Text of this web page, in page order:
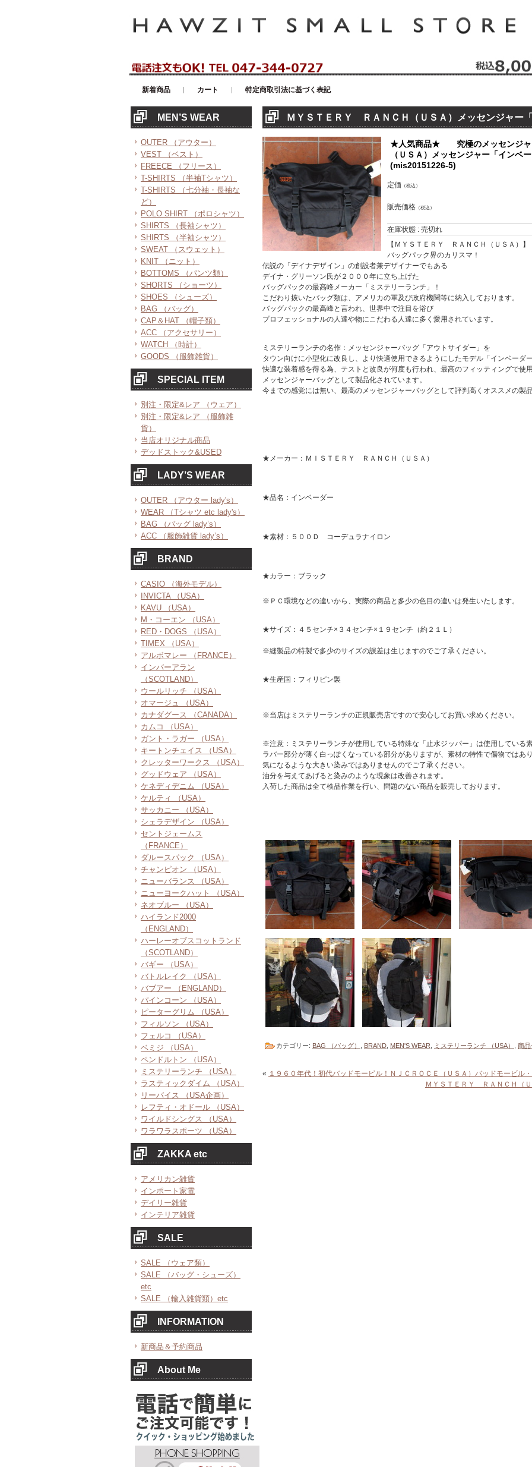
新着商品 カート 特定商取引法に基づく表記
MEN’S WEAR
OUTER （アウター）
VEST （ベスト）
FREECE （フリース）
T-SHIRTS （半袖Tシャツ）
T-SHIRTS （七分袖・長袖な
ど）
POLO SHIRT （ポロシャツ）
SHIRTS （長袖シャツ）
SHIRTS （半袖シャツ）
SWEAT （スウェット）
KNIT （ニット）
BOTTOMS （パンツ類）
SHORTS （ショーツ）
SHOES （シューズ）
BAG （バッグ）
CAP＆HAT （帽子類）
ACC （アクセサリー）
WATCH （時計）
GOODS （服飾雑貨）
SPECIAL ITEM
別注・限定&レア （ウェア）
別注・限定&レア （服飾雑
貨）
当店オリジナル商品
デッドストック&USED
LADY’S WEAR
OUTER （アウター lady's）
WEAR （Tシャツ etc lady's）
BAG （バッグ lady’s）
ACC （服飾雑貨 lady’s）
BRAND
CASIO （海外モデル）
INVICTA （USA）
KAVU （USA）
M・コーエン （USA）
RED・DOGS （USA）
TIMEX （USA）
アルボマレー （FRANCE）
インバーアラン
（SCOTLAND）
ウールリッチ （USA）
オマージュ （USA）
カナダグース （CANADA）
カムコ （USA）
ガント・ラガー （USA）
キートンチェイス （USA）
クレッターワークス （USA）
グッドウェア （USA）
ケネディデニム （USA）
ケルティ （USA）
サッカニー （USA）
シェラデザイン （USA）
セントジェームス
（FRANCE）
ダルースパック （USA）
チャンピオン （USA）
ニューバランス （USA）
ニューヨークハット （USA）
ネオブルー （USA）
ハイランド2000
（ENGLAND）
ハーレーオブスコットランド
（SCOTLAND）
バギー （USA）
バトルレイク （USA）
バブアー （ENGLAND）
パインコーン （USA）
ピーターグリム （USA）
フィルソン （USA）
フェルコ （USA）
ベミジ （USA）
ペンドルトン （USA）
ミステリーランチ （USA）
ラスティックダイム （USA）
リーバイス （USA企画）
レフティ・オドール （USA）
ワイルドシングス （USA）
ワラワラスポーツ （USA）
ZAKKA etc
アメリカン雑貨
インポート家電
デイリー雑貨
インテリア雑貨
SALE
SALE （ウェア類）
SALE （バッグ・シューズ）
etc
SALE （輸入雑貨類）etc
INFORMATION
新商品＆予約商品
About Me
ＭＹＳＴＥＲＹ ＲＡＮＣＨ（ＵＳＡ）メッセンジャー「
★人気商品★ 究極のメッセンジャ
（ＵＳＡ）メッセンジャー「インベ
(mis20151226-5)
定価 （税込）
販売価格 （税込）
在庫状態 : 売切れ
【ＭＹＳＴＥＲＹ ＲＡＮＣＨ（ＵＳＡ）】
バッグパック界のカリスマ！
伝説の「デイナデザイン」の創設者兼デザイナーでもある
デイナ・グリーソン氏が２０００年に立ち上げた
バッグパックの最高峰メーカー「ミステリーランチ」！
こだわり抜いたバッグ類は、アメリカの軍及び政府機関等に納入しております。
バッグパックの最高峰と言われ、世界中で注目を浴び
プロフェッショナルの人達や物にこだわる人達に多く愛用されています。
ミステリーランチの名作：メッセンジャーバッグ「アウトサイダー」を
タウン向けに小型化に改良し、より快適使用できるようにしたモデル「インベーダー
快適な装着感を得る為、テストと改良が何度も行われ、最高のフィッティングで使
メッセンジャーバッグとして製品化されています。
今までの感覚には無い、最高のメッセンジャーバッグとして評判高くオススメの製
★メーカー：ＭＩＳＴＥＲＹ ＲＡＮＣＨ（ＵＳＡ）
★品名：インベーダー
★素材：５００Ｄ コーデュラナイロン
★カラー：ブラック
※ＰＣ環境などの違いから、実際の商品と多少の色目の違いは発生いたします。
★サイズ：４５センチ×３４センチ×１９センチ（約２１Ｌ）
※縫製品の特製で多少のサイズの誤差は生じますのでご了承ください。
★生産国：フィリピン製
※当店はミステリーランチの正規販売店ですので安心してお買い求めください。
※注意：ミステリーランチが使用している特殊な「止水ジッパー」は使用している
ラバー部分が薄く白っぽくなっている部分がありますが、素材の特性で傷物ではあり
気になるような大きい染みではありませんのでご了承ください。
油分を与えてあげると染みのような現象は改善されます。
入荷した商品は全て検品作業を行い、問題のない商品を販売しております。
カテゴリー: BAG （バッグ） BRAND MEN'S WEAR ミステリーランチ （USA） 商品
« １９６０年代！初代バッドモービル！ＮＪＣＲＯＣＥ（ＵＳＡ）バッドモービル
ＭＹＳＴＥＲＹ ＲＡＮＣＨ（Ｕ